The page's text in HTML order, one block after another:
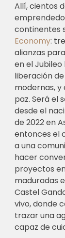
Allí, cientos
continentes
Economy:
alianzas
en el
liberación
modernas,
paz. Será el
desde el
de 2022 en
entonces el
a una
hacer
proyectos
maduradas
Castel
vivo, donde
trazar una
capaz de